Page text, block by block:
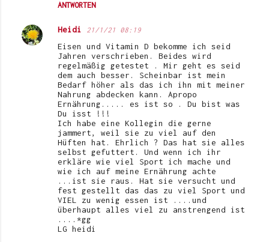
ANTWORTEN
Heidi 21/1/21 08:19
Eisen und Vitamin D bekomme ich seid
Jahren verschrieben. Beides wird
regelmäßig getestet . Mir geht es seid
dem auch besser. Scheinbar ist mein
Bedarf höher als das ich ihn mit meiner
Nahrung abdecken kann. Apropo
Ernährung..... es ist so . Du bist was
Du isst !!!
Ich habe eine Kollegin die gerne
jammert, weil sie zu viel auf den
Hüften hat. Ehrlich ? Das hat sie alles
selbst gefuttert. Und wenn ich ihr
erkläre wie viel Sport ich mache und
wie ich auf meine Ernährung achte
...ist sie raus. Hat sie versucht und
fest gestellt das das zu viel Sport und
VIEL zu wenig essen ist ....und
überhaupt alles viel zu anstrengend ist
....*gg
LG heidi